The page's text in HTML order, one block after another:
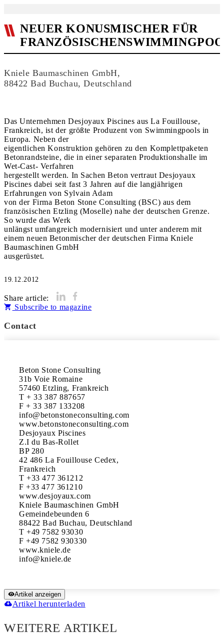
NEUER KONUSMISCHER FÜR
Kniele Baumaschinen GmbH,
88422 Bad Buchau, Deutschland
Das Unternehmen Desjoyaux Piscines aus La Fouillouse,
Frankreich, ist der größte Produzent von Swimmingpools in
Europa. Neben der
eigentlichen Konstruktion gehören zu den Komplettpaketen
Betonrandsteine, die in einer separaten Produktionshalle im
Wet-Cast- Verfahren
hergestellt werden. In Sachen Beton vertraut Desjoyaux
Piscines dabei seit fast 3 Jahren auf die langjährigen
Erfahrungen von Sylvain Adam
von der Firma Beton Stone Consulting (BSC) aus dem
französischen Etzling (Moselle) nahe der deutschen Grenze.
So wurde das Werk
unlängst umfangreich modernisiert und unter anderem mit
einem neuen Betonmischer der deutschen Firma Kniele
Baumaschinen GmbH
ausgerüstet.
19.12.2012
Share article:
Subscribe to magazine
Contact
Beton Stone Consulting
31b Voie Romaine
57460 Etzling, Frankreich
T + 33 387 887657
F + 33 387 133208
info@betonstoneconsulting.com
www.betonstoneconsulting.com
Desjoyaux Piscines
Z.I du Bas-Rollet
BP 280
42 486 La Fouillouse Cedex,
Frankreich
T +33 477 361212
F +33 477 361210
www.desjoyaux.com
Kniele Baumaschinen GmbH
Gemeindebeunden 6
88422 Bad Buchau, Deutschland
T +49 7582 93030
F +49 7582 930330
www.kniele.de
Artikel anzeigen
Artikel herunterladen
WEITERE ARTIKEL